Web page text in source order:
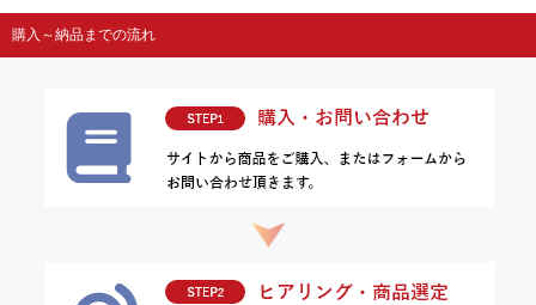
購入～納品までの流れ